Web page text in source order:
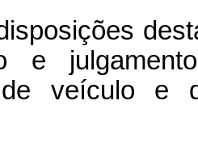
e
de veículo e